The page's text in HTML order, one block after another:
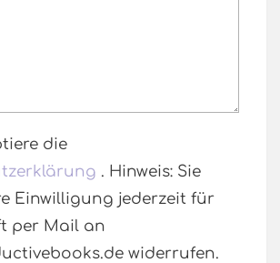
die
. Hinweis: Sie
Einwilligung jederzeit für
per Mail an
widerrufen.